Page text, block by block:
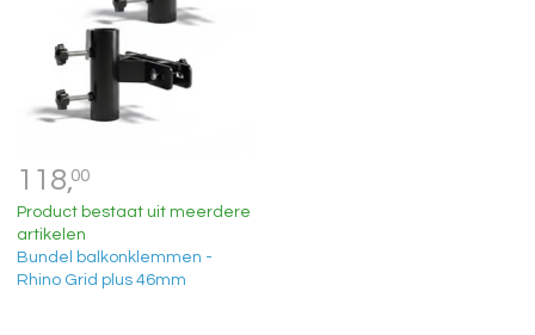
118,00
Product bestaat uit meerdere
artikelen
Bundel balkonklemmen -
Rhino Grid plus 46mm